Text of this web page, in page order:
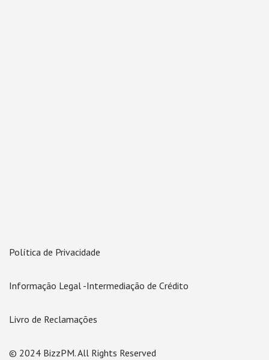
Política de Privacidade
Informação Legal -Intermediação de Crédito
Livro de Reclamações
© 2024 BizzPM. All Rights Reserved